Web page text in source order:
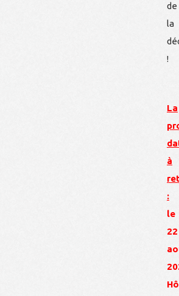
de
la
!
La
à
:
le
22